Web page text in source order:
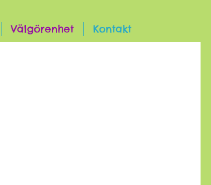
Välgörenhet Kontakt